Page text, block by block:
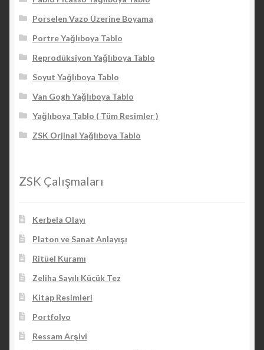
Porselen Vazo Üzerine Boyama
Portre Yağlıboya Tablo
Reprodüksiyon Yağlıboya Tablo
Soyut Yağlıboya Tablo
Van Gogh Yağlıboya Tablo
Yağlıboya Tablo ( Tüm Resimler )
ZSK Orjinal Yağlıboya Tablo
ZSK Çalışmaları
Kerbela Olayı
Platon ve Sanat Anlayışı
Ritüel Kuramı
Zeliha Sayılı Küçük Tez
Kitap Resimleri
Portfolyo
Ressam Arşivi